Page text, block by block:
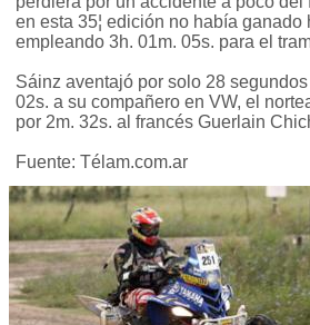
en esta 35¦ edición no había
empleando 3h. 01m. 05s. para el
Sáinz aventajó por solo 28
02s. a su compañero en VW, el
por 2m. 32s. al francés Guerlain
Fuente: Télam.com.ar